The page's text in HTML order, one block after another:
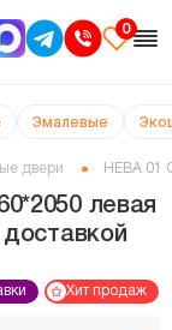
0
Эмалевые
двери НЕВА 01
левая
Хит продаж